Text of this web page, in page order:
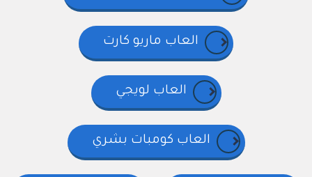
العاب ماريو كارت
العاب لويجي
العاب كومبات بشري